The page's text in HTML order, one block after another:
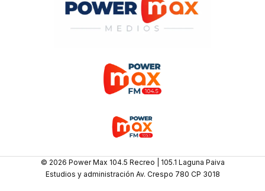
© 2026 Power Max 104.5 Recreo | 105.1 Laguna Paiva
Estudios y administración Av. Crespo 780 CP 3018